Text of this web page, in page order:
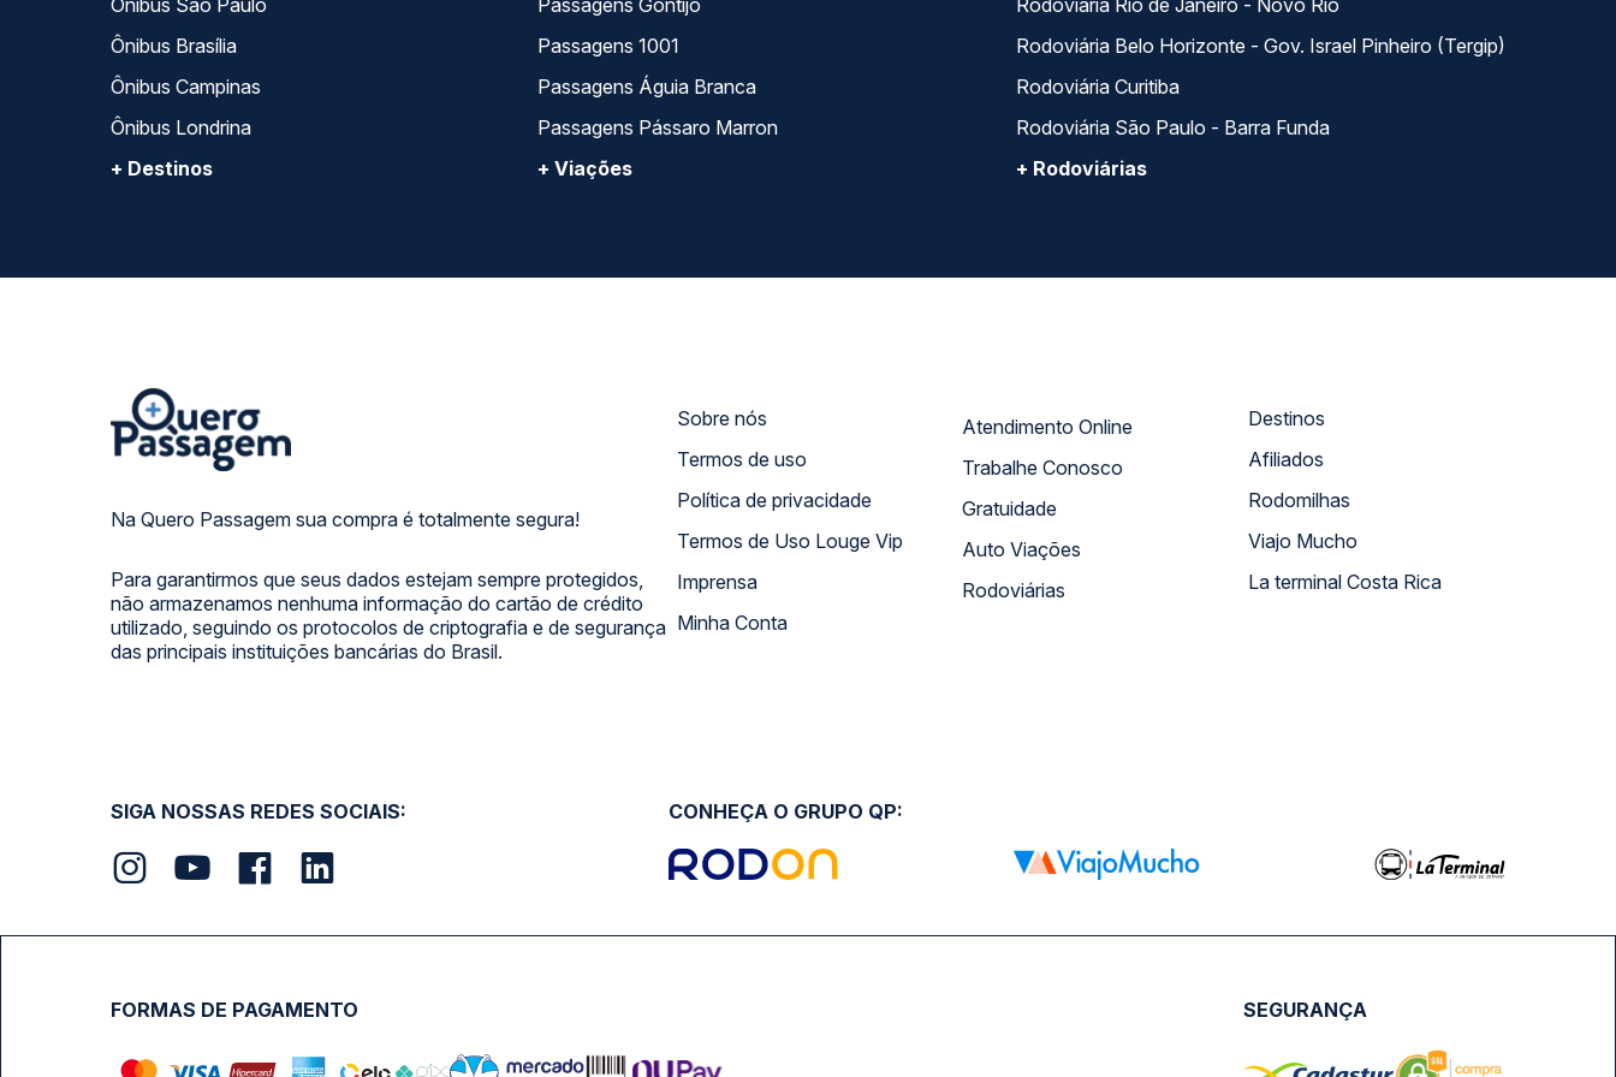
Ônibus São Paulo
Ônibus Brasília
Ônibus Campinas
Ônibus Londrina
+ Destinos
Passagens Gontijo
Passagens 1001
Passagens Águia Branca
Passagens Pássaro Marron
+ Viações
Rodoviária Rio de Janeiro - Novo Rio
Rodoviária Belo Horizonte - Gov. Israel Pinheiro (Tergip)
Rodoviária Curitiba
Rodoviária São Paulo - Barra Funda
+ Rodoviárias
Na Quero Passagem sua compra é totalmente segura!
Para garantirmos que seus dados estejam sempre protegidos,
não armazenamos nenhuma informação do cartão de crédito
utilizado, seguindo os protocolos de criptografia e de segurança
das principais instituições bancárias do Brasil.
Sobre nós
Termos de uso
Política de privacidade
Termos de Uso Louge Vip
Imprensa
Minha Conta
Atendimento Online
Trabalhe Conosco
Gratuidade
Auto Viações
Rodoviárias
Destinos
Afiliados
Rodomilhas
Viajo Mucho
La terminal Costa Rica
SIGA NOSSAS REDES SOCIAIS: CONHEÇA O GRUPO QP:
FORMAS DE PAGAMENTO SEGURANÇA